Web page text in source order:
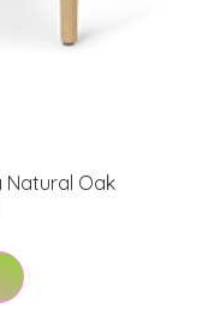
Natural Oak